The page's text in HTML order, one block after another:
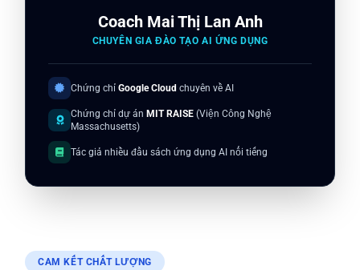
Coach Mai Thị Lan Anh
CHUYÊN GIA ĐÀO TẠO AI ỨNG DỤNG
Chứng chỉ Google Cloud chuyên về AI
Chứng chỉ dự án MIT RAISE (Viện Công Nghệ
Massachusetts)
Tác giả nhiều đầu sách ứng dụng AI nổi tiếng
CAM KẾT CHẤT LƯỢNG